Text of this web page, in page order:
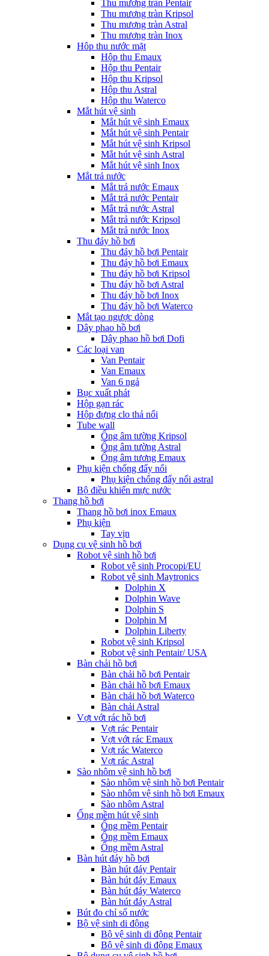
Thu mương tràn Pentair
Thu mương tràn Kripsol
Thu mương tràn Astral
Thu mương tràn Inox
Hôp thu nước mặt
Hộp thu Emaux
Hộp thu Pentair
Hộp thu Kripsol
Hộp thu Astral
Hộp thu Waterco
Mắt hút vệ sinh
Mắt hút vệ sinh Emaux
Mắt hút vệ sinh Pentair
Mắt hút vệ sinh Kripsol
Mắt hút vệ sinh Astral
Mắt hút vệ sinh Inox
Mắt trả nước
Mắt trả nước Emaux
Mắt trả nước Pentair
Mắt trả nước Astral
Mắt trả nước Kripsol
Mắt trả nước Inox
Thu đáy hồ bơi
Thu đáy hồ bơi Pentair
Thu đáy hồ bơi Emaux
Thu đáy hồ bơi Kripsol
Thu đáy hồ bơi Astral
Thu đáy hồ bơi Inox
Thu đáy hồ bơi Waterco
Mắt tạo ngược dòng
Dây phao hồ bơi
Dây phao hồ bơi Dofi
Các loại van
Van Pentair
Van Emaux
Van 6 ngả
Bục xuất phát
Hộp gạn rác
Hộp đựng clo thả nổi
Tube wall
Ống âm tường Kripsol
Ống âm tường Astral
Ống âm tương Emaux
Phụ kiện chống đẩy nổi
Phụ kiện chống đẩy nổi astral
Bộ điều khiển mực nước
Thang hồ bơi
Thang hồ bơi inox Emaux
Phụ kiện
Tay vịn
Dụng cụ vệ sinh hồ bơi
Robot vệ sinh hồ bơi
Robot vệ sinh Procopi/EU
Robot vệ sinh Maytronics
Dolphin X
Dolphin Wave
Dolphin S
Dolphin M
Dolphin Liberty
Robot vệ sinh Kripsol
Robot vệ sinh Pentair/ USA
Bàn chải hồ bơi
Bàn chải hồ bơi Pentair
Bàn chải hồ bơi Emaux
Bàn chải hồ bơi Waterco
Bàn chải Astral
Vợt vớt rác hồ bơi
Vợt rác Pentair
Vợt vớt rác Emaux
Vợt rác Waterco
Vợt rác Astral
Sào nhôm vệ sinh hồ bơi
Sào nhôm vệ sinh hồ bơi Pentair
Sào nhôm vệ sinh hồ bơi Emaux
Sào nhôm Astral
Ống mềm hút vệ sinh
Ống mềm Pentair
Ống mềm Emaux
Ống mềm Astral
Bàn hút đáy hồ bơi
Bàn hút đáy Pentair
Bàn hút đáy Emaux
Bàn hút đáy Waterco
Bàn hút đáy Astral
Bút đo chỉ số nước
Bộ vệ sinh di động
Bộ vệ sinh di động Pentair
Bộ vệ sinh di động Emaux